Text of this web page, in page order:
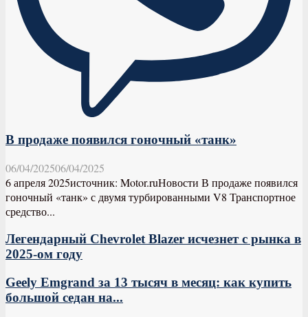
В продаже появился гоночный «танк»
06/04/202506/04/2025
6 апреля 2025источник: Motor.ruНовости В продаже появился
гоночный «танк» с двумя турбированными V8 Транспортное
средство...
Легендарный Chevrolet Blazer исчезнет с рынка в
2025-ом году
Geely Emgrand за 13 тысяч в месяц: как купить
большой седан на...